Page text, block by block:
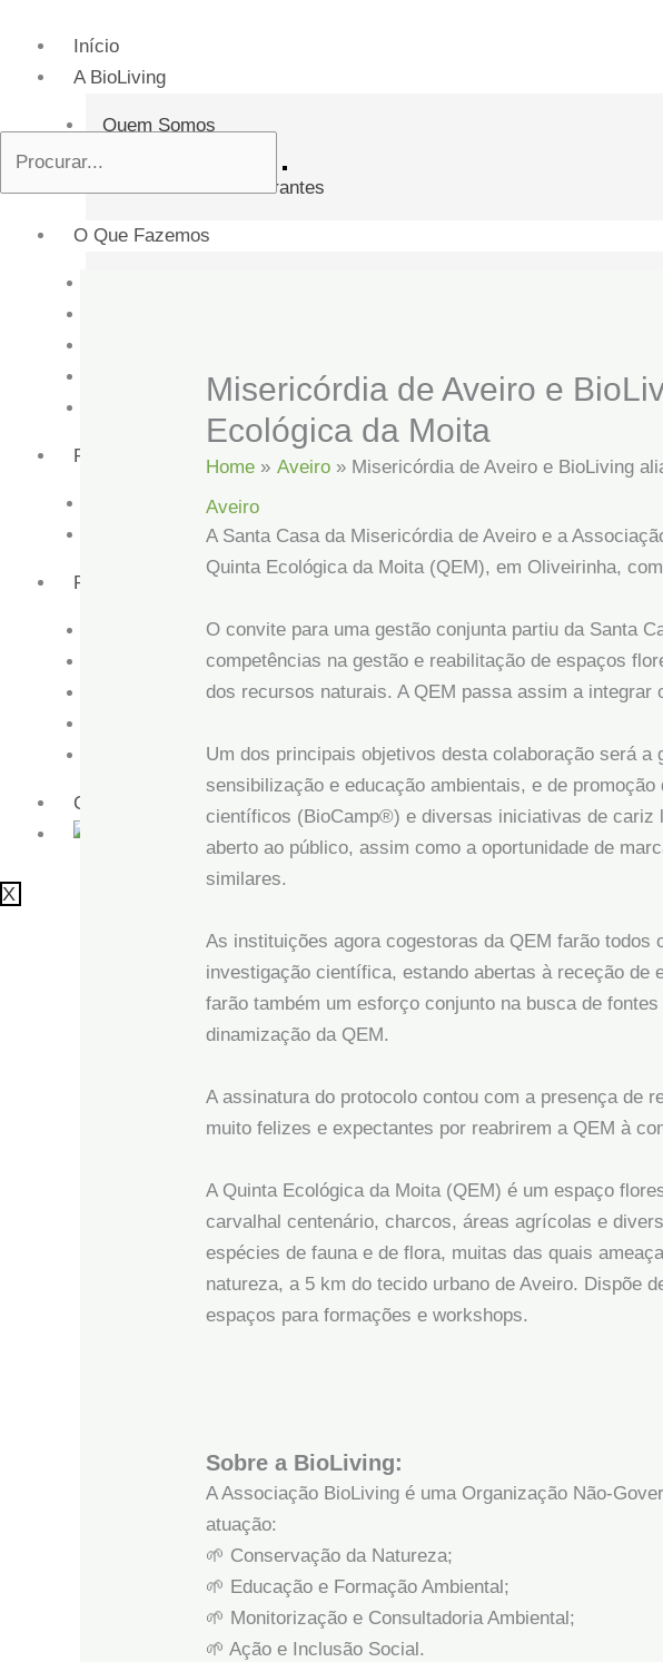
content
Início
A BioLiving
Quem Somos
Documentos Estruturantes
O Que Fazemos
Ação e Inclusão Social
Projetos
Projetos em Portugal
Projetos na Europa
Participar
Tornar-se sócio
Calendário de Atividades
Contactos
X
Misericórdia de Aveiro e
Ecológica da Moita
Home Aveiro
Misericórdia de Aveiro e BioLiving
Aveiro
A Santa Casa da Misericórdia de Aveiro e a
Quinta Ecológica da Moita (QEM), em Oliveirinha,
O convite para uma gestão conjunta partiu da Santa
competências na gestão e reabilitação de espaços
dos recursos naturais. A QEM passa assim a
Um dos principais objetivos desta colaboração será
sensibilização e educação ambientais, e de
científicos (BioCamp®) e diversas iniciativas de cariz
aberto ao público, assim como a oportunidade de
similares.
As instituições agora cogestoras da QEM farão
investigação científica, estando abertas à receção
farão também um esforço conjunto na busca de
dinamização da QEM.
A assinatura do protocolo contou com a presença de
muito felizes e expectantes por reabrirem a QEM à
A Quinta Ecológica da Moita (QEM) é um espaço
carvalhal centenário, charcos, áreas agrícolas e
espécies de fauna e de flora, muitas das quais
natureza, a 5 km do tecido urbano de Aveiro. Dispõe
espaços para formações e workshops.
Sobre a BioLiving:
A Associação BioLiving é uma Organização Não-
atuação:
🌱 Conservação da Natureza;
🌱 Educação e Formação Ambiental;
🌱 Monitorização e Consultadoria Ambiental;
🌱 Ação e Inclusão Social.